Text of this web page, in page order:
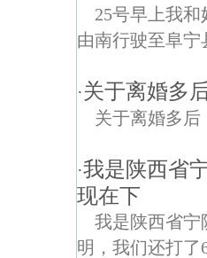
25号早上我
由南行驶至阜
·关于离婚多
关于离婚多后
·我是陕西省
现在下
我是陕西省宁
明，我们还打了